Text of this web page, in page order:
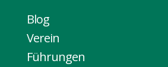
Blog
Verein
Führungen